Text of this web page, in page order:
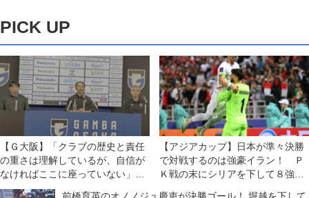
PICK UP
【Ｇ大阪】「クラブの歴史と責任
の重さは理解しているが、自信が
なければここに座っていない」。
クラブのレジェンド、明神智和・
【アジアカップ】日本が準々決勝
で対戦するのは強豪イラン！ Ｐ
Ｋ戦の末にシリアを下して８強入